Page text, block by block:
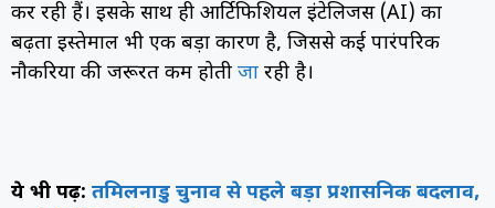
कर रही हैं। इसके साथ ही आर्टिफिशियल इंटेलिजेंस (AI) का
बढ़ता इस्तेमाल भी एक बड़ा कारण है, जिससे कई पारंपरिक
नौकरियों की जरूरत कम होती जा रही है।
ये भी पढ़ें: तमिलनाडु चुनाव से पहले बड़ा प्रशासनिक बदलाव,